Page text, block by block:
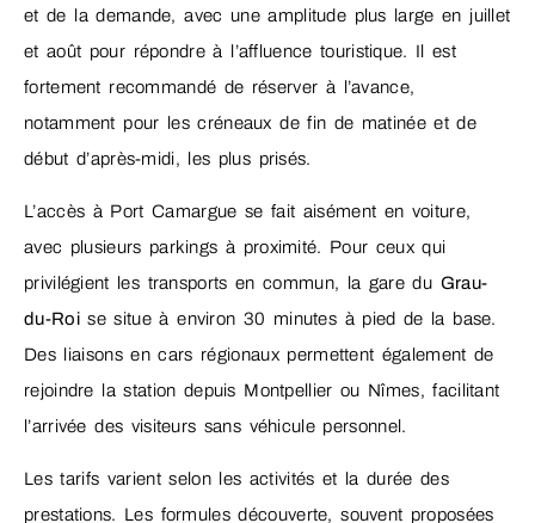
et de la demande, avec une amplitude plus large en juillet
et août pour répondre à l’affluence touristique. Il est
fortement recommandé de réserver à l’avance,
notamment pour les créneaux de fin de matinée et de
début d’après-midi, les plus prisés.
L’accès à Port Camargue se fait aisément en voiture,
avec plusieurs parkings à proximité. Pour ceux qui
privilégient les transports en commun, la gare du Grau-
du-Roise situe à environ 30 minutes à pied de la base.
Des liaisons en cars régionaux permettent également de
rejoindre la station depuis Montpellier ou Nîmes, facilitant
l’arrivée des visiteurs sans véhicule personnel.
Les tarifs varient selon les activités et la durée des
prestations. Les formules découverte, souvent proposées